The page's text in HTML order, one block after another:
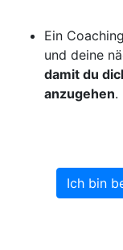
Ein
und deine
damit du
anzugehen.
Ich bin